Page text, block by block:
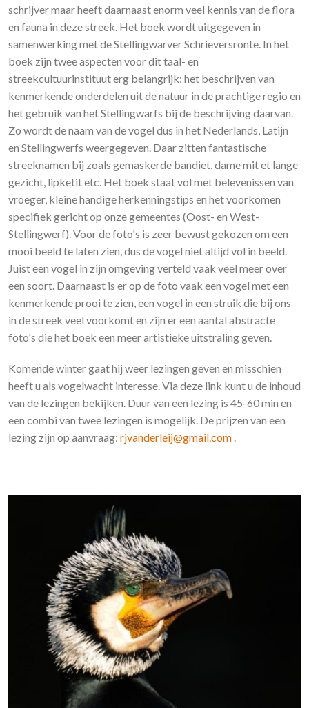
schrijver maar heeft daarnaast enorm veel kennis van de flora
en fauna in deze streek. Het boek wordt uitgegeven in
samenwerking met de Stellingwarver Schrieversronte. In het
boek zijn twee aspecten voor dit taal- en
streekcultuurinstituut erg belangrijk: het beschrijven van
kenmerkende onderdelen uit de natuur in de prachtige regio en
het gebruik van het Stellingwarfs bij de beschrijving daarvan.
Zo wordt de naam van de vogel dus in het Nederlands, Latijn
en Stellingwerfs weergegeven. Daar zitten fantastische
streeknamen bij zoals gemaskerde bandiet, dame mit et lange
gezicht, lipketit etc. Het boek staat vol met belevenissen van
vroeger, kleine handige herkenningstips en het voorkomen
specifiek gericht op onze gemeentes (Oost- en West-
Stellingwerf). Voor de foto's is zeer bewust gekozen om een
mooi beeld te laten zien, dus de vogel niet altijd vol in beeld.
Juist een vogel in zijn omgeving verteld vaak veel meer over
een soort. Daarnaast is er op de foto vaak een vogel met een
kenmerkende prooi te zien, een vogel in een struik die bij ons
in de streek veel voorkomt en zijn er een aantal abstracte
foto's die het boek een meer artistieke uitstraling geven.
Komende winter gaat hij weer lezingen geven en misschien
heeft u als vogelwacht interesse. Via deze link kunt u de inhoud
van de lezingen bekijken. Duur van een lezing is 45-60 min en
een combi van twee lezingen is mogelijk. De prijzen van een
lezing zijn op aanvraag: rjvanderleij@gmail.com .